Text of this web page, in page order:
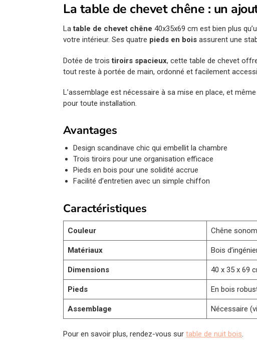
La table de chevet chêne : un
Latable de chevet chêne 40x35x69 cm est bien plus
votre intérieur. Ses quatre pieds en bois assurent une
Dotée de troistiroirs spacieux, cette table de chevet
tout reste à portée de main, ordonné et facilement
L’assemblage est nécessaire à sa mise en place, et
pour toute installation.
Avantages
Design scandinave chic qui embellit la chambre
Trois tiroirs pour une organisation efficace
Pieds en bois pour une solidité accrue
Facilité d’entretien avec un simple chiffon
Caractéristiques
Couleur Chêne
Matériaux Bois
Dimensions 40 x 35 x 69
Pieds En bois
Assemblage Nécessaire
Pour en savoir plus, rendez-vous surtable de nuit bois.